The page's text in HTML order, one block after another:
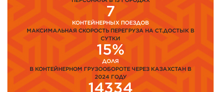
7
КОНТЕЙНЕРНЫХ ПОЕЗДОВ
МАКСИМАЛЬНАЯ СКОРОСТЬ ПЕРЕГРУЗА НА СТ.ДОСТЫК В
СУТКИ
15%
ДОЛЯ
В КОНТЕЙНЕРНОМ ГРУЗООБОРОТЕ ЧЕРЕЗ КАЗАХСТАН В
2024 ГОДУ
14334